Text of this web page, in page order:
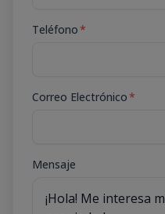
Teléfono*
Correo Electrónico*
Mensaje